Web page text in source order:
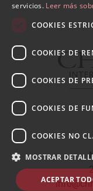
servicios. Leer más
COOKIES
COOKIES DE
COOKIES DE
COOKIES DE
COOKIES NO
MOSTRAR
ACEPTAR